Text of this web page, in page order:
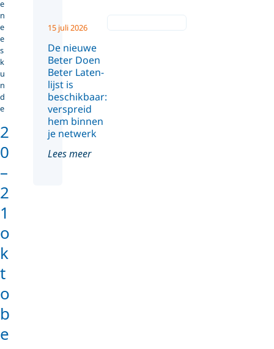
2
0
–
2
1
o
k
t
o
b
e
e
n
e
e
s
k
u
n
d
e
De nieuwe
Beter Doen
Beter Laten-
lijst is
beschikbaar:
verspreid
hem binnen
je netwerk
15 juli 2026
Lees meer